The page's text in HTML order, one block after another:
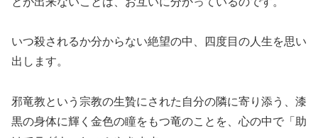
いつ殺されるか分からない絶望の中、四度目の人生を思い
出します。
邪竜教という宗教の生贄にされた自分の隣に寄り添う、漆
黒の身体に輝く金色の瞳をもつ竜のことを、心の中で「助